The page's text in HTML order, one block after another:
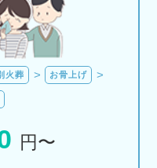
火葬 お骨上げ
円〜